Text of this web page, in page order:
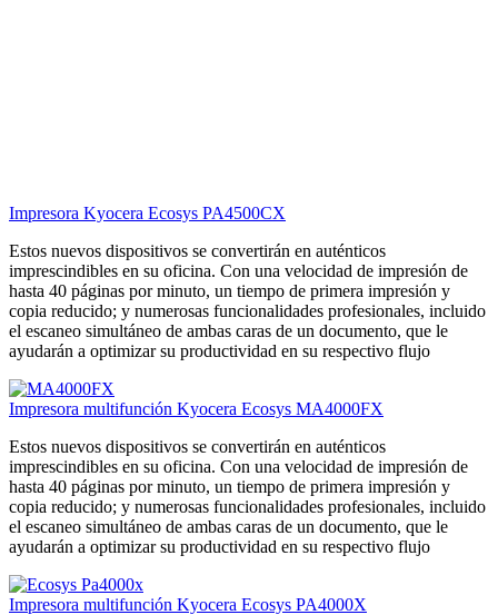
Impresora Kyocera Ecosys PA4500CX
Estos nuevos dispositivos se convertirán en auténticos
imprescindibles en su oficina. Con una velocidad de impresión de
hasta 40 páginas por minuto, un tiempo de primera impresión y
copia reducido; y numerosas funcionalidades profesionales, incluido
el escaneo simultáneo de ambas caras de un documento, que le
ayudarán a optimizar su productividad en su respectivo flujo
Impresora multifunción Kyocera Ecosys MA4000FX
Estos nuevos dispositivos se convertirán en auténticos
imprescindibles en su oficina. Con una velocidad de impresión de
hasta 40 páginas por minuto, un tiempo de primera impresión y
copia reducido; y numerosas funcionalidades profesionales, incluido
el escaneo simultáneo de ambas caras de un documento, que le
ayudarán a optimizar su productividad en su respectivo flujo
Impresora multifunción Kyocera Ecosys PA4000X